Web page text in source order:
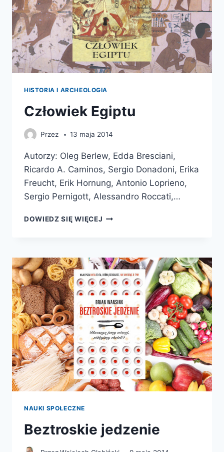
HISTORIA I ARCHEOLOGIA
Człowiek Egiptu
Przez 13 maja 2014
Autorzy: Oleg Berlew, Edda Bresciani,
Ricardo A. Caminos, Sergio Donadoni, Erika
Freucht, Erik Hornung, Antonio Loprieno,
Sergio Pernigott, Alessandro Roccati,…
DOWIEDZ SIĘ WIĘCEJ CZŁOWIEK
NAUKI SPOŁECZNE
Beztroskie jedzenie